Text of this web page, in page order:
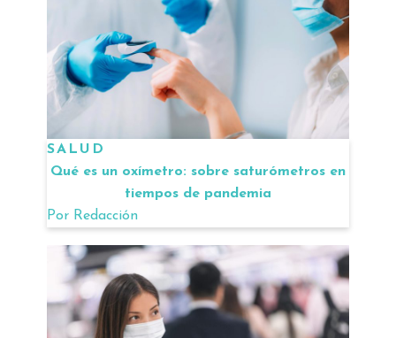
SALUD
Qué es un oxímetro: sobre saturómetros en
tiempos de pandemia
Por Redacción